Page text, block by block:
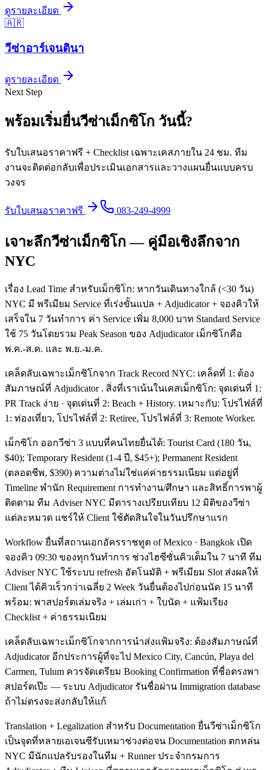
ดูรายละเอียด
🇦🇷
วีซ่าอาร์เจนตินา
ดูรายละเอียด
Next Step
พร้อมเริ่มยื่นวีซ่าเม็กซิโก วันนี้?
รับใบเสนอราคาฟรี + Checklist เฉพาะเคสภายใน 24 ชม. ทีม
งานจะติดต่อกลับเพื่อประเมินเอกสารและวางแผนยื่นแบบครบ
วงจร
รับใบเสนอราคาฟรี 083-249-4999
เจาะลึกวีซ่าเม็กซิโก — คู่มือเชิงลึกจาก
NYC
เรื่อง Lead Time สำหรับเม็กซิโก: หากวันเดินทางใกล้ (<30 วัน)
NYC มี พรีเมียม Service ที่เร่งขั้นแปล + Adjudicator + จองคิวให้
เสร็จใน 7 วันทำการ ค่า Service เพิ่ม 8,000 บาท Standard Service
ใช้ 75 วันโดยรวม Peak Season ของ Adjudicator เม็กซิโกคือ
พ.ค.-ส.ค. และ พ.ย.-ม.ค.
เคล็ดลับเฉพาะเม็กซิโกจาก Track Record NYC: เคล็ดที่ 1: ต้อง
สัมภาษณ์ที่ Adjudicator . สิ่งที่เราเน้นในเคสเม็กซิโก: จุดเด่นที่ 1:
PR Track ง่าย · จุดเด่นที่ 2: Beach + History. เหมาะกับ: โปรไฟล์ที่
1: ท่องเที่ยว, โปรไฟล์ที่ 2: Retiree, โปรไฟล์ที่ 3: Remote Worker.
เม็กซิโก ออกวีซ่า 3 แบบที่คนไทยยื่นได้: Tourist Card (180 วัน,
$40); Temporary Resident (1-4 ปี, $45+); Permanent Resident
(ตลอดชีพ, $390) ความต่างไม่ใช่แค่ค่าธรรมเนียม แต่อยู่ที่
Timeline พำนัก Requirement การทำงาน/ศึกษา และสิทธิ์การพาผู้
ติดตาม ทีม Adviser NYC มีตารางเปรียบเทียบ 12 มิติของวีซ่า
แต่ละหมวด แชร์ให้ Client ใช้ตัดสินใจในวันปรึกษาแรก
Workflow ยื่นที่สถานเอกอัครราชทูต of Mexico · Bangkok เปิด
จองคิว 09:30 ของทุกวันทำการ ช่วงไฮซีซั่นคิวเต็มใน 7 นาที ทีม
Adviser NYC ใช้ระบบ refresh อัตโนมัติ + พรีเมียม Slot ส่งผลให้
Client ได้คิวเร็วกว่าเฉลี่ย 2 Week วันยื่นต้องไปก่อนนัด 15 นาที
พร้อม: พาสปอร์ตเล่มจริง + เล่มเก่า + ใบนัด + แฟ้มเรียง
Checklist + ค่าธรรมเนียม
เคล็ดลับเฉพาะเม็กซิโกจากการนำส่งแฟ้มจริง: ต้องสัมภาษณ์ที่
Adjudicator อีกประการผู้ที่จะไป Mexico City, Cancún, Playa del
Carmen, Tulum ควรจัดเตรียม Booking Confirmation ที่ชื่อตรงพา
สปอร์ตเป๊ะ — ระบบ Adjudicator รันชื่อผ่าน Immigration database
ถ้าไม่ตรงจะส่งกลับให้แก้
Translation + Legalization สำหรับ Documentation ยื่นวีซ่าเม็กซิโก
เป็นจุดที่หลายเอเจนซีรับเหมาช่วงต่อจน Documentation ตกหล่น
NYC มีนักแปลรับรองในทีม + Runner ประจำกรมการ